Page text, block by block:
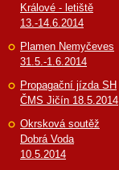
Králové - letiště
13.-14.6.2014
Plamen Nemyčeves
31.5.-1.6.2014
Propagační jízda SH
ČMS Jičín 18.5.2014
Okrsková soutěž
Dobrá Voda
10.5.2014